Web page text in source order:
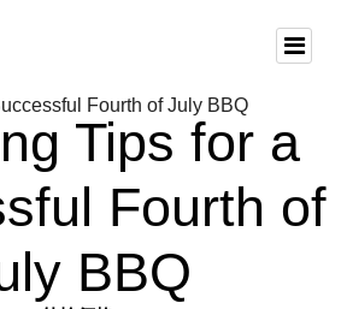
Tips for a
Fourth of
BBQ